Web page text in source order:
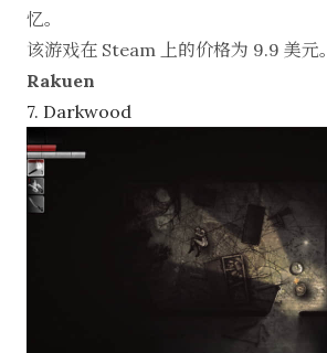
忆。
该游戏在 Steam 上的价格为 9.9 美元。
Rakuen
7. Darkwood